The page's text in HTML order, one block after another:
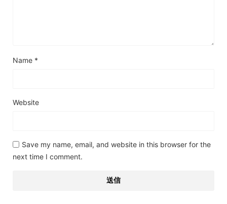
Name *
Website
Save my name, email, and website in this browser for the
next time I comment.